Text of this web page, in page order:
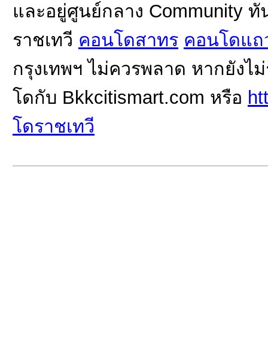
และอยู่ศูนย์กลาง Community
ราชเทวี คอนโดสาทร คอนโดแถ
กรุงเทพฯ ไม่ควรพลาด หากยัง
โดกับ Bkkcitismart.com หรือ
โดราชเทวี